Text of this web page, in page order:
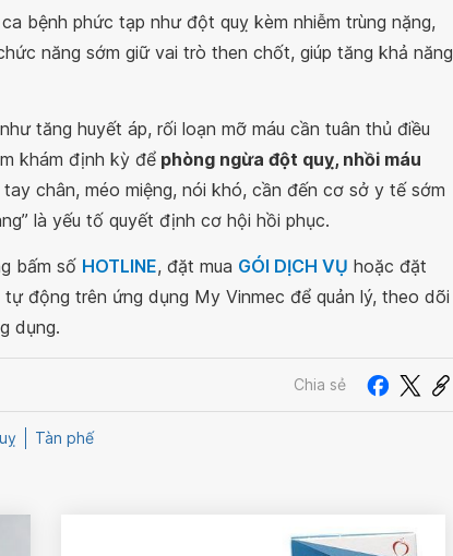
bệnh phức tạp như đột quỵ kèm nhiễm trùng nặng,
năng sớm giữ vai trò then chốt, giúp tăng khả năng
tăng huyết áp, rối loạn mỡ máu cần tuân thủ điều
khám định kỳ để phòng ngừa đột quỵ, nhồi máu
chân, méo miệng, nói khó, cần đến cơ sở y tế sớm
là yếu tố quyết định cơ hội hồi phục.
bấm số HOTLINE, đặt mua GÓI DỊCH VỤ hoặc đặt
động trên ứng dụng My Vinmec để quản lý, theo dõi
dụng.
Chia sẻ
Tàn phế